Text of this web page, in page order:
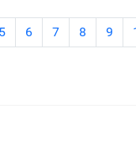
5 6 7 8 9